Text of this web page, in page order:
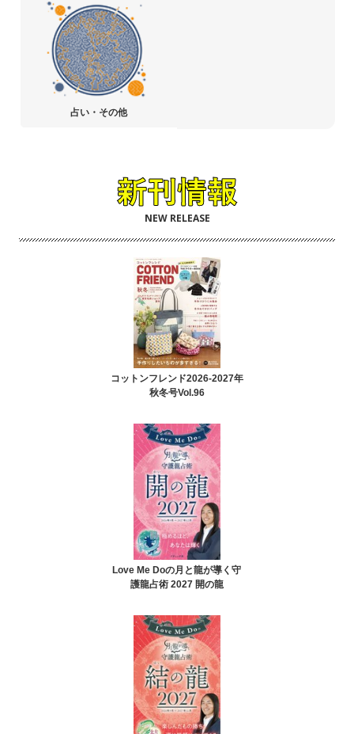
占い・その他
NEW RELEASE
コットンフレンド2026-2027年
秋冬号Vol.96
Love Me Doの月と龍が導く守
護龍占術 2027 開の龍